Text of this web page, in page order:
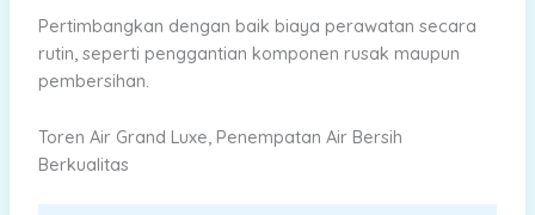
Pertimbangkan dengan baik biaya perawatan secara
rutin, seperti penggantian komponen rusak maupun
pembersihan.
Toren Air Grand Luxe, Penempatan Air Bersih
Berkualitas